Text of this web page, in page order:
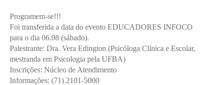
Programem-se!!!
Foi transferida a data do evento EDUCADORES INFOCO
para o dia 06.08 (sábado).
Palestrante: Dra. Vera Edington (Psicóloga Clínica e Escolar,
mestranda em Psicologia pela UFBA)
Inscrições: Núcleo de Atendimento
Informações: (71) 2101-5000